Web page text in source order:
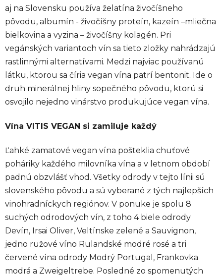
aj na Slovensku používa želatína živočíšneho
pôvodu, albumín - živočíšny proteín, kazeín –mliečna
bielkovina a vyzina – živočíšny kolagén. Pri
vegánských variantoch vín sa tieto zložky nahrádzajú
rastlinnými alternatívami. Medzi najviac používanú
látku, ktorou sa číria vegan vína patrí bentonit. Ide o
druh minerálnej hliny sopečného pôvodu, ktorú si
osvojilo nejedno vinárstvo produkujúce vegan vína.
Vína VITIS VEGAN si zamiluje každý
Ľahké zamatové vegan vína pošteklia chuťové
poháriky každého milovníka vína a v letnom období
padnú obzvlášť vhod. Všetky odrody v tejto línii sú
slovenského pôvodu a sú vyberané z tých najlepších
vinohradníckych regiónov. V ponuke je spolu 8
suchých odrodových vín, z toho 4 biele odrody
Devín, Irsai Oliver, Veltínske zelené a Sauvignon,
jedno ružové víno Rulandské modré rosé a tri
červené vína odrody Modrý Portugal, Frankovka
modrá a Zweigeltrebe. Posledné zo spomenutých